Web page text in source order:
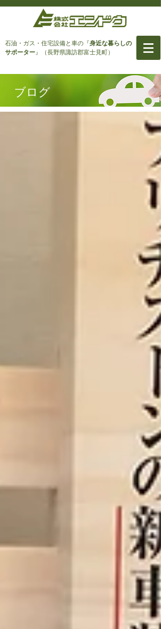
石油・ガス・住宅設備と車の『身近な暮らしの
サポーター』（長野県諏訪郡富士見町）
ブログ